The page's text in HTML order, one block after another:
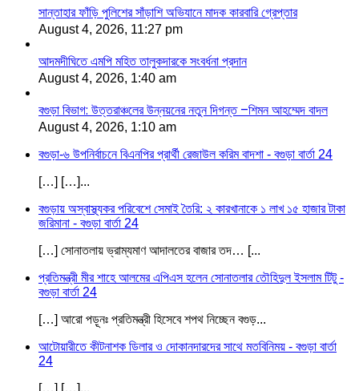
সান্তাহার ফাঁড়ি পুলিশের সাঁড়াশি অভিযানে মাদক কারবারি গ্রেপ্তার
August 4, 2026, 11:27 pm
আদমদীঘিতে এমপি মহিত তালুকদারকে সংবর্ধনা প্রদান
August 4, 2026, 1:40 am
বগুড়া বিভাগ: উত্তরাঞ্চলের উন্নয়নের নতুন দিগন্ত –শিমন আহম্মেদ বাদল
August 4, 2026, 1:10 am
বগুড়া-৬ উপনির্বাচনে বিএনপির প্রার্থী রেজাউল করিম বাদশা - বগুড়া বার্তা 24
[…] […]...
বগুড়ায় অস্বাস্থ্যকর পরিবেশে সেমাই তৈরি: ২ কারখানাকে ১ লাখ ১৫ হাজার টাকা
জরিমানা - বগুড়া বার্তা 24
[…] সোনাতলায় ভ্রাম্যমাণ আদালতের বাজার তদ… [...
প্রতিমন্ত্রী মীর শাহে আলমের এপিএস হলেন সোনাতলার তৌহিদুল ইসলাম টিটু -
বগুড়া বার্তা 24
[…] আরো পড়ূনঃ প্রতিমন্ত্রী হিসেবে শপথ নিচ্ছেন বগুড়...
আটোয়ারীতে কীটনাশক ডিলার ও দোকানদারদের সাথে মতবিনিময় - বগুড়া বার্তা
24
[…] […]...